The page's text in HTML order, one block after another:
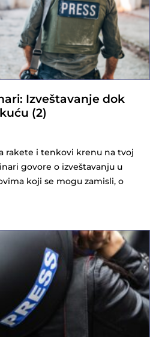
Izveštavanje dok
(2)
rakete i tenkovi krenu na tvoj
govore o izveštavanju u
koji se mogu zamisli, o